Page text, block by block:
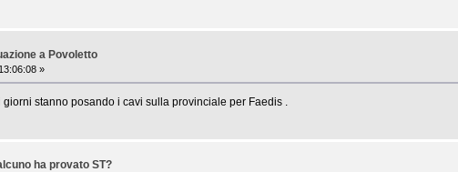
a Povoletto
»
stanno posando i cavi sulla provinciale per Faedis .
ha provato ST?